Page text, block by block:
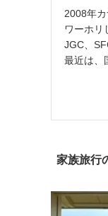
2008年カ
ワーホリ
JGC、
最近は、
家族旅行